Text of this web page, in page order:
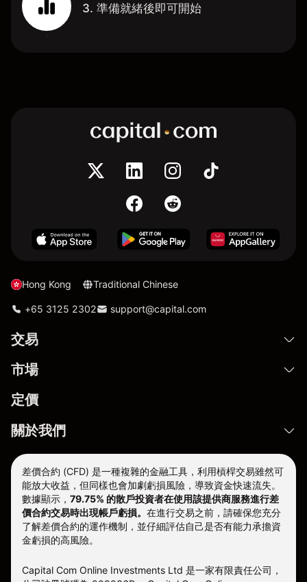
3. 準備就緒後即可開始
Hong Kong Traditional Chinese
+65 3125 2302 support@capital.com
交易
市場
定價
關於我們
差價合約 (CFD) 是一種複雜的金融工具，利用槓桿交易雖然可
能放大收益，但同樣也會加劇虧損風險，導致資金快速流失。
數據顯示， 79.75% 的散戶投資者在使用該提供商服務進行差
價合約交易時出現帳戶虧損。 在進行交易之前，請確保您充分
了解差價合約的運作機制，並仔細評估自己是否有能力承擔資
金虧損的高風險。
Capital Com Online Investments Ltd 是一家有限責任公司，